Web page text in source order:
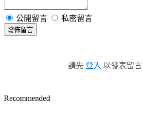
公開留言 私密留言
發佈留言
請先 登入 以發表留言
Recommended